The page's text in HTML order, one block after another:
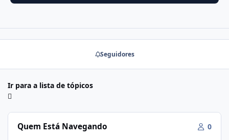
Seguidores
Ir para a lista de tópicos
Quem Está Navegando 0